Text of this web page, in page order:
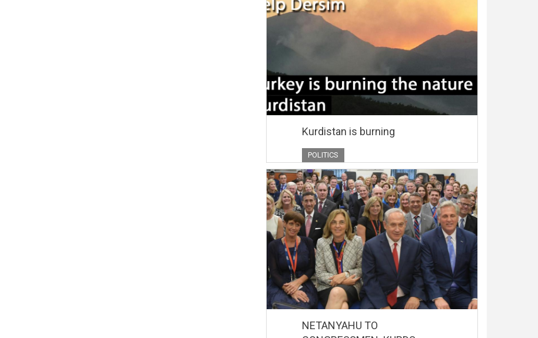
Kurdistan is burning
POLITICS
NETANYAHU TO